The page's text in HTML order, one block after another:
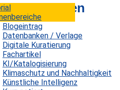
Blogeintrag
Datenbanken / Verlage
Digitale Kuratierung
Fachartikel
KI/Katalogisierung
Klimaschutz und Nachhaltigkeit
Künstliche Intelligenz
Schreiben
von Plagiaten
Künstlicher